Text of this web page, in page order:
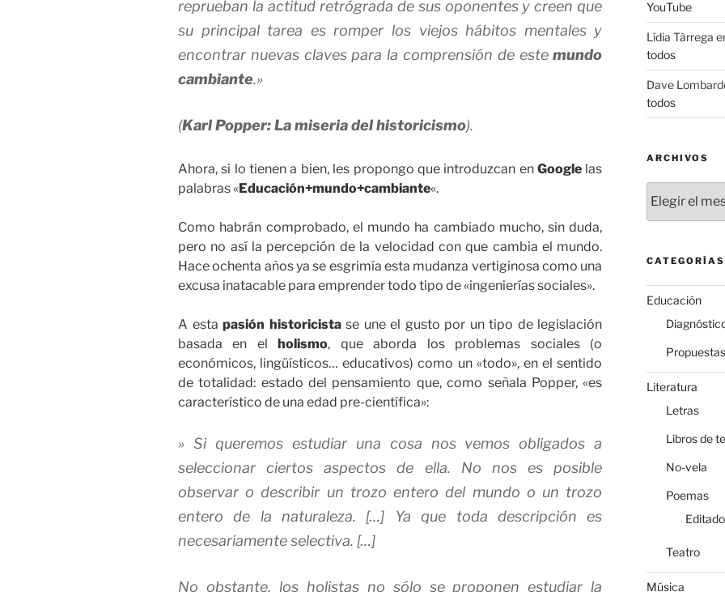
reprueban la actitud retrógrada de sus oponentes y creen que
su principal tarea es romper los viejos hábitos mentales y
encontrar nuevas claves para la comprensión de estemundo
cambiante.»
(Karl Popper:La miseria del historicismo).
Ahora, si lo tienen a bien, les propongo que introduzcan en Google las
palabras «Educación+mundo+cambiante«.
Como habrán comprobado, el mundo ha cambiado mucho, sin duda,
pero no así la percepción de la velocidad con que cambia el mundo.
Hace ochenta años ya se esgrimía esta mudanza vertiginosa como una
excusa inatacable para emprender todo tipo de «ingenierías sociales».
A estapasión historicistase une el gusto por un tipo de legislación
basada en elholismo, que aborda los problemas sociales (o
económicos, lingüísticos… educativos) como un «todo», en el sentido
de totalidad: estado del pensamiento que, como señala Popper, «es
característico de una edad pre-científica»:
» Si queremos estudiar una cosa nos vemos obligados a
seleccionar ciertos aspectos de ella. No nos es posible
observar o describir un trozo entero del mundo o un trozo
entero de la naturaleza. […] Ya que toda descripción es
necesariamente selectiva. […]
No obstante, los holistas no sólo se proponen estudiar la
YouTube
Lídia Tàrrega
todos
Dave
todos
ARCHIVOS
CATEGORÍAS
Educación
Propuestas
Literatura
Letras
Libros de
No-vela
Poemas
Teatro
Música